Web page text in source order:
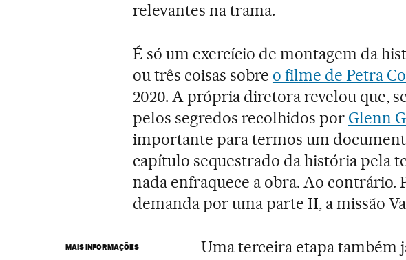
relevantes na trama.
É só um exercício de montagem da
ou três coisas sobre o filme de Petra
2020. A própria diretora revelou que,
pelos segredos recolhidos por Glenn
importante para termos um
capítulo sequestrado da história pela
nada enfraquece a obra. Ao contrário.
demanda por uma parte II, a missão
MAIS INFORMAÇÕES
Uma terceira etapa também